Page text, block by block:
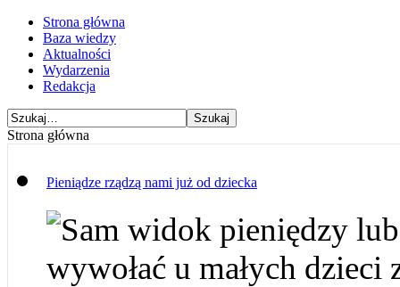
Strona główna
Baza wiedzy
Aktualności
Wydarzenia
Redakcja
Strona główna
Pieniądze rządzą nami już od dziecka
Sam widok pieniędzy
wywołać u małych dzieci